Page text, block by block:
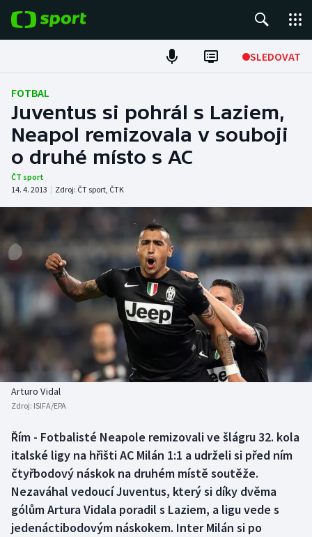
SLEDOVAT
Fotbal
Hokej
Tenis
Atletika
DALŠÍ SPORTY
Americký fotbal
Baseball a softbal
Basketbal
Biatlon
Box
Curling
Dostihy
NEPŘEHLÉDNĚTE
Soutěže
Historické návraty
Aplikace ČT sport
FOTBAL
Juventus si pohrál s Laziem,
Neapol remizovala v souboji
o druhé místo s AC
ČT sport
14. 4. 2013 | Zdroj: ČT sport, ČTK
Arturo Vidal
Zdroj: ISIFA/EPA
Řím - Fotbalisté Neapole remizovali ve šlágru 32. kola
italské ligy na hřišti AC Milán 1:1 a udrželi si před ním
čtyřbodový náskok na druhém místě soutěže.
Nezaváhal vedoucí Juventus, který si díky dvěma
gólům Artura Vidala poradil s Laziem, a ligu vede s
jedenáctibodovým náskokem. Inter Milán si po